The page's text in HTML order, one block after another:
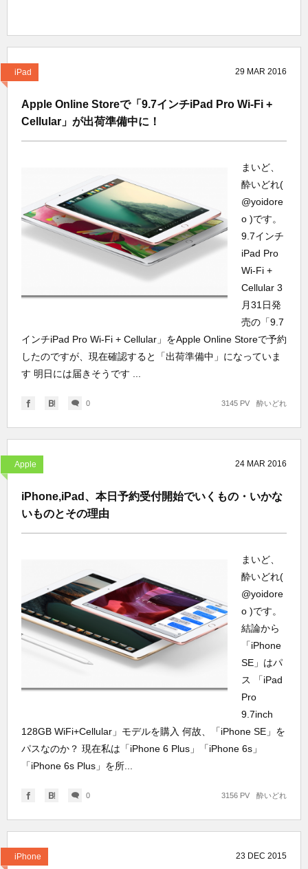
iPad 29 MAR 2016
Apple Online Storeで「9.7インチiPad Pro Wi-Fi +
Cellular」が出荷準備中に！
まいど、
酔いどれ(
@yoidore
o )です。
9.7インチ
iPad Pro
Wi-Fi +
Cellular 3
月31日発
売の「9.7
インチiPad Pro Wi-Fi + Cellular」をApple Online Storeで予約
したのですが、現在確認すると「出荷準備中」になっていま
す 明日には届きそうです ...
0 酔いどれ
3145 PV
Apple 24 MAR 2016
iPhone,iPad、本日予約受付開始でいくもの・いかな
いものとその理由
まいど、
酔いどれ(
@yoidore
o )です。
結論から
「iPhone
SE」はパ
ス 「iPad
Pro
9.7inch
128GB WiFi+Cellular」モデルを購入 何故、「iPhone SE」を
パスなのか？ 現在私は「iPhone 6 Plus」「iPhone 6s」
「iPhone 6s Plus」を所...
0 酔いどれ
3156 PV
iPhone 23 DEC 2015